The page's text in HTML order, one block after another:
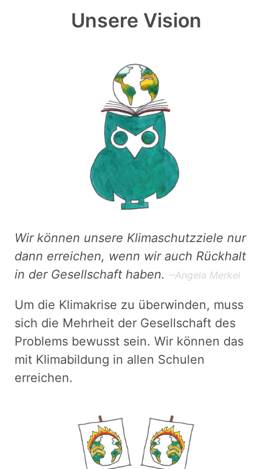
Unsere Vision
Wir können unsere Klimaschutzziele nur
dann erreichen, wenn wir auch Rückhalt
in der Gesellschaft haben.
Angela Merkel
Um die Klimakrise zu überwinden, muss
sich die Mehrheit der Gesellschaft des
Problems bewusst sein. Wir können das
mit Klimabildung in allen Schulen
erreichen.